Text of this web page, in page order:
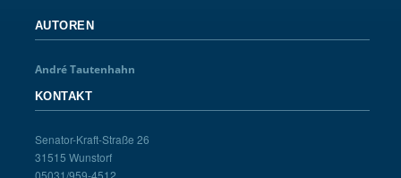
AUTOREN
André Tautenhahn
KONTAKT
Senator-Kraft-Straße 26
31515 Wunstorf
05031/959-4512